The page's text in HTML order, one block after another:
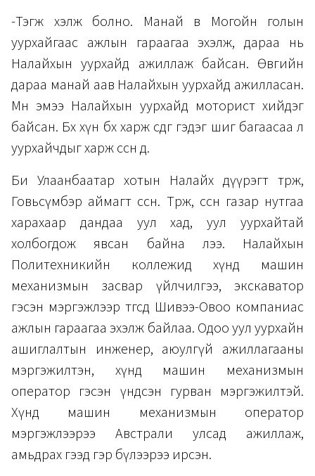
-Тэгж хэлж болно. Манай өвөө Могойн голын
уурхайгаас ажлын гараагаа эхэлж, дараа нь
Налайхын уурхайд ажиллаж байсан. Өвөөгийн
дараа манай аав Налайхын уурхайд ажилласан.
Мөн эмээ Налайхын уурхайд моторист хийдэг
байсан. Бөх хүн бөхөө харж өсдөг гэдэг шиг багаасаа л
уурхайчдыг харж өссөн дөө.
Би Улаанбаатар хотын Налайх дүүрэгт төрж,
Говьсүмбэр аймагт өссөн. Төрж, өссөн газар нутгаа
харахаар дандаа уул хад, уул уурхайтай
холбогдож явсан байна лээ. Налайхын
Политехникийн коллежид хүнд машин
механизмын засвар үйлчилгээ, экскаватор
гэсэн мэргэжлээр төгсөөд Шивээ-Овоо компаниас
ажлын гараагаа эхэлж байлаа. Одоо уул уурхайн
ашиглалтын инженер, аюулгүй ажиллагааны
мэргэжилтэн, хүнд машин механизмын
оператор гэсэн үндсэн гурван мэргэжилтэй.
Хүнд машин механизмын оператор
мэргэжлээрээ Австрали улсад ажиллаж,
амьдрах гээд гэр бүлээрээ ирсэн.